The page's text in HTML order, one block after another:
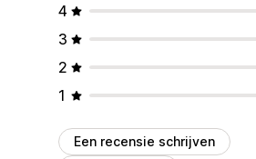
4
3
2
1
Een recensie schrijven